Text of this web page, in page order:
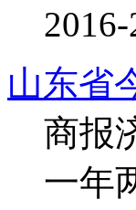
山东省
商报
一年